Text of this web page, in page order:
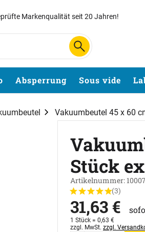
Markenqualität seit 20 Jahren!
Absperrung Sous vide
Vakuumbeutel 45 x 60
Stück
Artikelnummer:
Bewertung: 5 von 5
3 Bewertungen
(3)
31,63 €
1 Stück = 0,63 €
Steuerhinweis:
zzgl. MwSt. zzgl.